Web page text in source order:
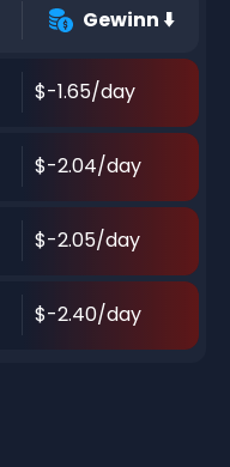
Gewinn ⬇️
$-1.65/day
$-2.04/day
$-2.05/day
$-2.40/day